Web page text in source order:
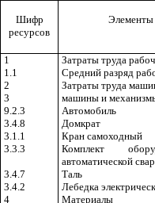
Шифр
ресурсов
Элементы
1
Затраты труда
1.1
Средний разряд
2
Затраты труда
3
машины и
9.2.3
Автомобиль
3.4.8
Домкрат
3.1.1
Кран самоходный
3.3.3
Комплект
автоматической
3.4.7 Таль
3.4.2
Лебедка
4
Материалы